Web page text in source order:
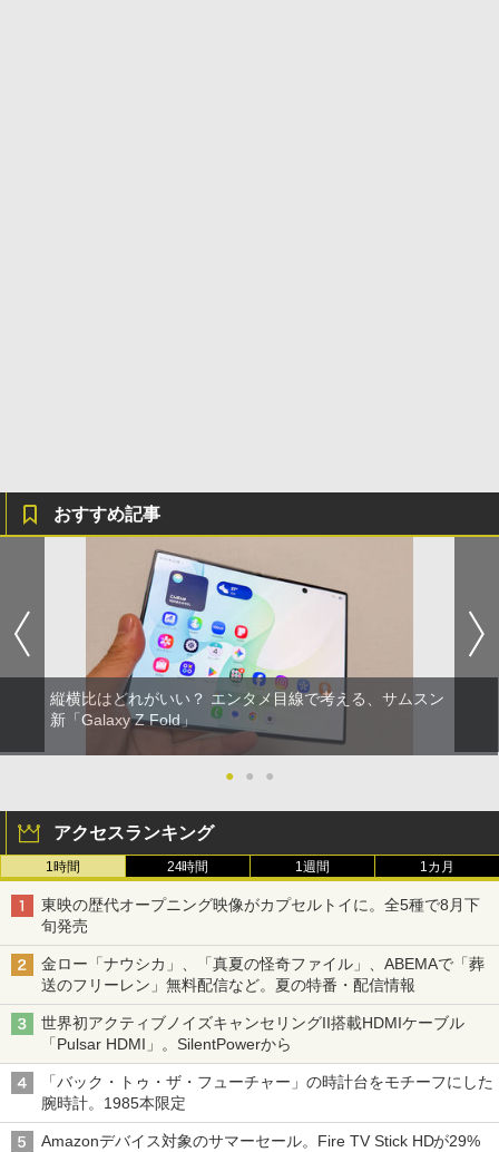
おすすめ記事
縦横比はどれがいい？ エンタメ目線で考える、サムスン
新「Galaxy Z Fold」
● ● ●
アクセスランキング
1時間 24時間 1週間 1カ月
東映の歴代オープニング映像がカプセルトイに。全5種で8月下
旬発売
金ロー「ナウシカ」、「真夏の怪奇ファイル」、ABEMAで「葬
送のフリーレン」無料配信など。夏の特番・配信情報
世界初アクティブノイズキャンセリングII搭載HDMIケーブル
「Pulsar HDMI」。SilentPowerから
「バック・トゥ・ザ・フューチャー」の時計台をモチーフにした
腕時計。1985本限定
Amazonデバイス対象のサマーセール。Fire TV Stick HDが29%